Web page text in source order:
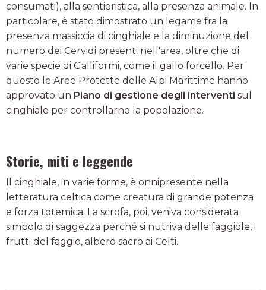
consumati), alla sentieristica, alla presenza animale. In
particolare, è stato dimostrato un legame fra la
presenza massiccia di cinghiale e la diminuzione del
numero dei Cervidi presenti nell'area, oltre che di
varie specie di Galliformi, come il gallo forcello. Per
questo le Aree Protette delle Alpi Marittime hanno
approvato un Piano di gestione degli interventi sul
cinghiale per controllarne la popolazione.
Storie, miti e leggende
Il cinghiale, in varie forme, è onnipresente nella
letteratura celtica come creatura di grande potenza
e forza totemica. La scrofa, poi, veniva considerata
simbolo di saggezza perché si nutriva delle faggiole, i
frutti del faggio, albero sacro ai Celti.